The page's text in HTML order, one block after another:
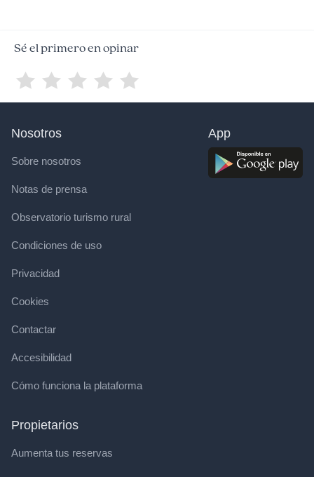
Sé el primero en opinar
Nosotros
Sobre nosotros
Notas de prensa
Observatorio turismo rural
Condiciones de uso
Privacidad
Cookies
Contactar
Accesibilidad
Cómo funciona la plataforma
Propietarios
Aumenta tus reservas
App